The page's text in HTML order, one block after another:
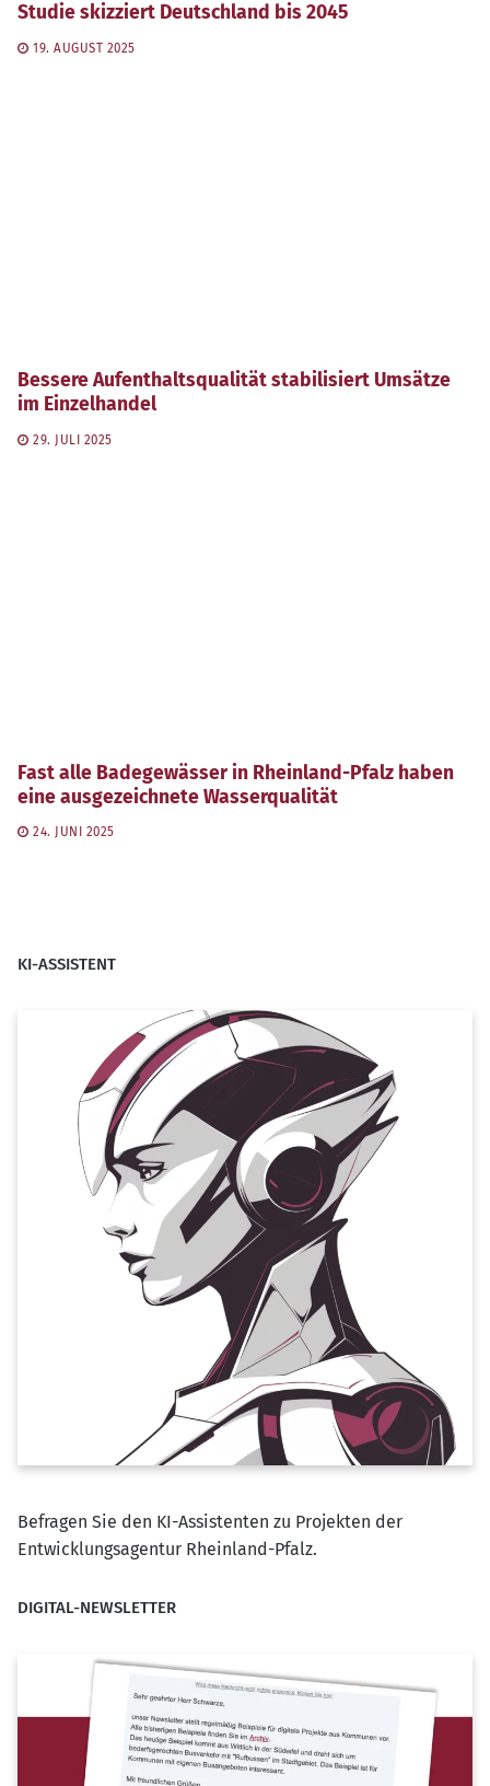
Studie skizziert Deutschland bis 2045
19. AUGUST 2025
Bessere Aufenthaltsqualität stabilisiert Umsätze
im Einzelhandel
29. JULI 2025
Fast alle Badegewässer in Rheinland-Pfalz haben
eine ausgezeichnete Wasserqualität
24. JUNI 2025
KI-ASSISTENT
Befragen Sie den KI-Assistenten zu Projekten der
Entwicklungsagentur Rheinland-Pfalz.
DIGITAL-NEWSLETTER